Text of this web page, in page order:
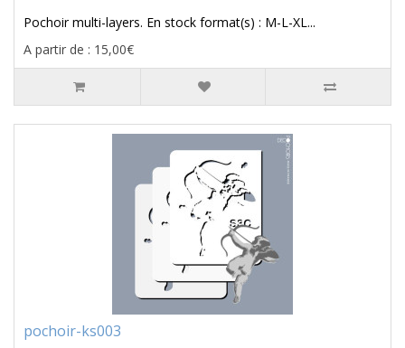
Pochoir multi-layers. En stock format(s) : M-L-XL...
A partir de : 15,00€
pochoir-ks003